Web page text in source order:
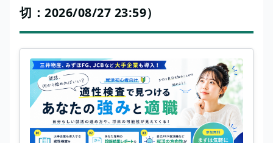
切：2026/08/27 23:59）